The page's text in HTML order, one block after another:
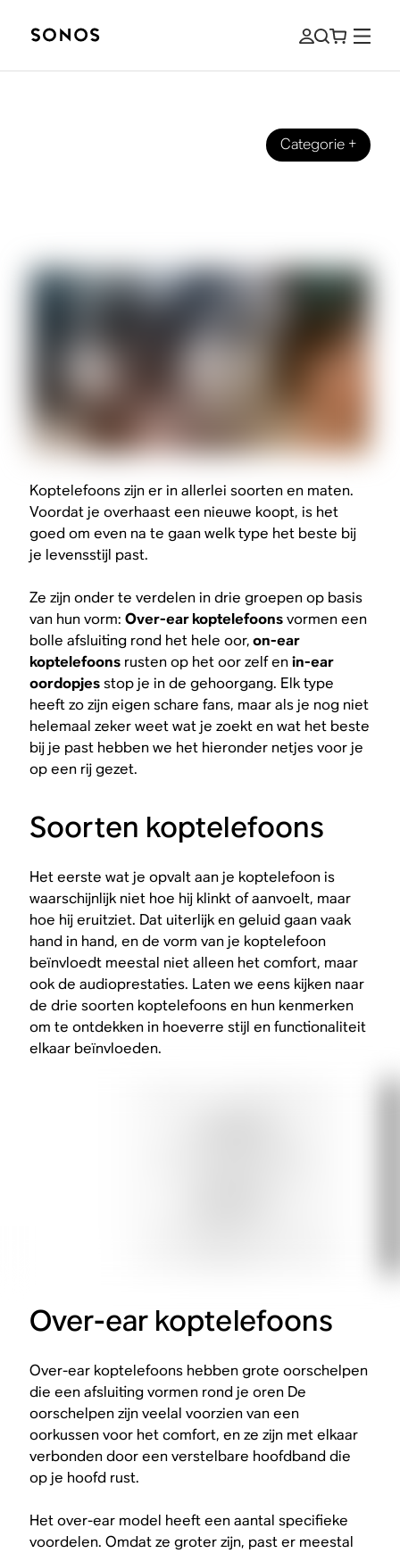
Categorie+
Koptelefoons zijn er in allerlei soorten en maten.
Voordat je overhaast een nieuwe koopt, is het
goed om even na te gaan welk type het beste bij
je levensstijl past.
Ze zijn onder te verdelen in drie groepen op basis
van hun vorm:Over-ear koptelefoonsvormen een
bolle afsluiting rond het hele oor,on-ear
koptelefoons rusten op het oor zelf enin-ear
oordopjesstop je in de gehoorgang. Elk type
heeft zo zijn eigen schare fans, maar als je nog niet
helemaal zeker weet wat je zoekt en wat het beste
bij je past hebben we het hieronder netjes voor je
op een rij gezet.
Soorten koptelefoons
Het eerste wat je opvalt aan je koptelefoon is
waarschijnlijk niet hoe hij klinkt of aanvoelt, maar
hoe hijeruitziet. Dat uiterlijk en geluid gaan vaak
hand in hand, en de vorm van je koptelefoon
beïnvloedt meestal niet alleen het comfort, maar
ook de audioprestaties. Laten we eens kijken naar
de drie soorten koptelefoons en hun kenmerken
om te ontdekken in hoeverre stijl en functionaliteit
elkaar beïnvloeden.
Over-ear koptelefoons
Over-ear koptelefoons hebben grote oorschelpen
die een afsluiting vormen rond je oren De
oorschelpen zijn veelal voorzien van een
oorkussen voor het comfort, en ze zijn met elkaar
verbonden door een verstelbare hoofdband die
op je hoofd rust.
Het over-ear model heeft een aantal specifieke
voordelen. Omdat ze groter zijn, past er meestal